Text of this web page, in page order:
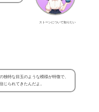
ストーンについて知りたい
独特な目玉のような模様が特徴で、
じられてきたんだよ。